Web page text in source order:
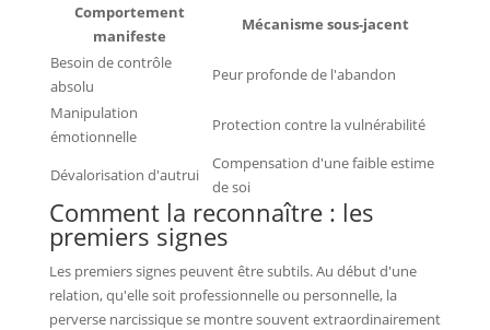
Comportement
manifeste
Mécanisme sous-jacent
Besoin de contrôle
absolu
Peur profonde de l'abandon
Manipulation
émotionnelle
Protection contre la vulnérabilité
Dévalorisation d'autrui
Compensation d'une faible estime
de soi
Comment la reconnaître : les
premiers signes
Les premiers signes peuvent être subtils. Au début d'une
relation, qu'elle soit professionnelle ou personnelle, la
perverse narcissique se montre souvent extraordinairement